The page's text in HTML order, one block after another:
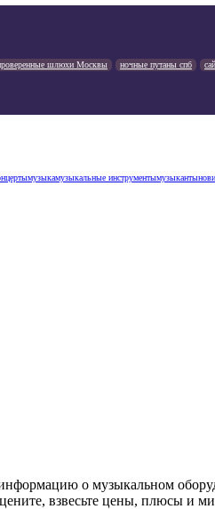
шлюхи Москвы ночные путаны спб
музыкамузыкальные инструментымузыканты
о музыкальном
взвесьте цены, плюсы и